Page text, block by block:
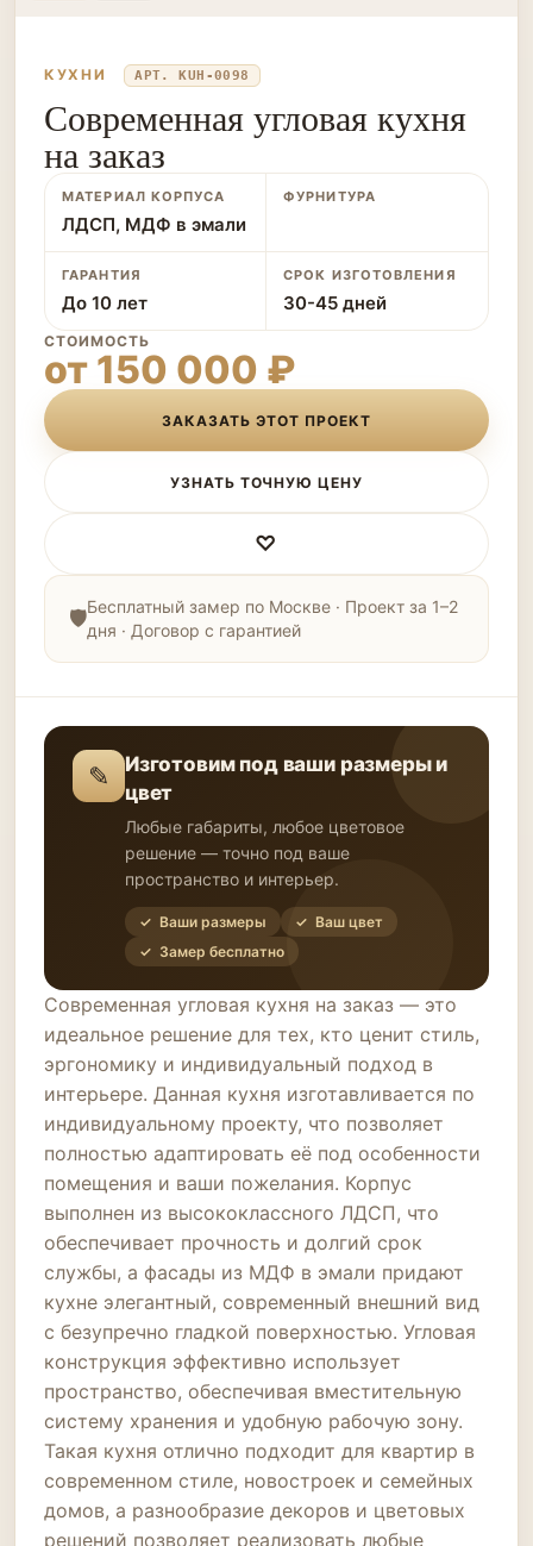
КУХНИ АРТ. KUH-0098
Современная угловая кухня
на заказ
МАТЕРИАЛ КОРПУСА
ЛДСП, МДФ в эмали
ФУРНИТУРА
ГАРАНТИЯ
До 10 лет
СРОК ИЗГОТОВЛЕНИЯ
30-45 дней
СТОИМОСТЬ
от 150 000 ₽
ЗАКАЗАТЬ ЭТОТ ПРОЕКТ
УЗНАТЬ ТОЧНУЮ ЦЕНУ
♡
Бесплатный замер по Москве · Проект за 1–2
дня · Договор с гарантией
✎
Изготовим под ваши размеры и
цвет
Любые габариты, любое цветовое
решение — точно под ваше
пространство и интерьер.
✓ Ваши размеры
✓ Ваш цвет
✓ Замер бесплатно
Современная угловая кухня на заказ — это
идеальное решение для тех, кто ценит стиль,
эргономику и индивидуальный подход в
интерьере. Данная кухня изготавливается по
индивидуальному проекту, что позволяет
полностью адаптировать её под особенности
помещения и ваши пожелания. Корпус
выполнен из высококлассного ЛДСП, что
обеспечивает прочность и долгий срок
службы, а фасады из МДФ в эмали придают
кухне элегантный, современный внешний вид
с безупречно гладкой поверхностью. Угловая
конструкция эффективно использует
пространство, обеспечивая вместительную
систему хранения и удобную рабочую зону.
Такая кухня отлично подходит для квартир в
современном стиле, новостроек и семейных
домов, а разнообразие декоров и цветовых
решений позволяет реализовать любые